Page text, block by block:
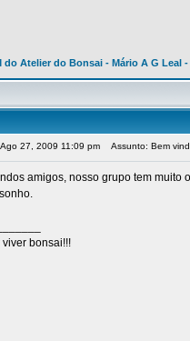
do Atelier do Bonsai - Mário A G Leal
27, 2009 11:09 pm Assunto: Bem
amigos, nosso grupo tem
viver bonsai!!!